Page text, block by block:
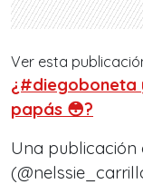
Ver esta
¿#diegoboneta
papás 😳?
Una